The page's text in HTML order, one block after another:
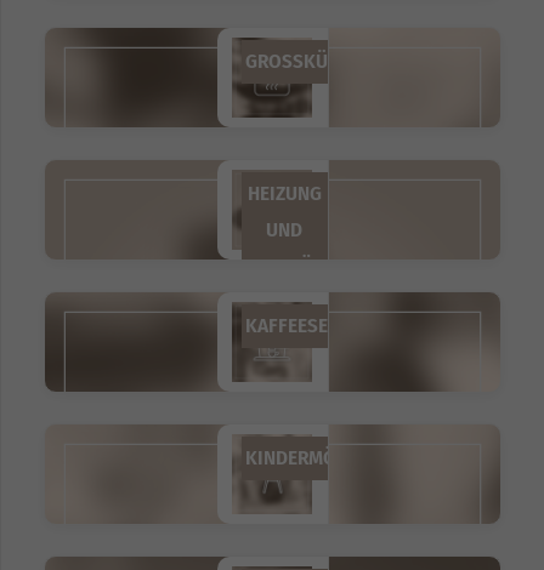
GROSSKÜCHENTECHNIK
HEIZUNG
UND
ZUBEHÖR
KAFFEESERVICE
KINDERMÖBEL